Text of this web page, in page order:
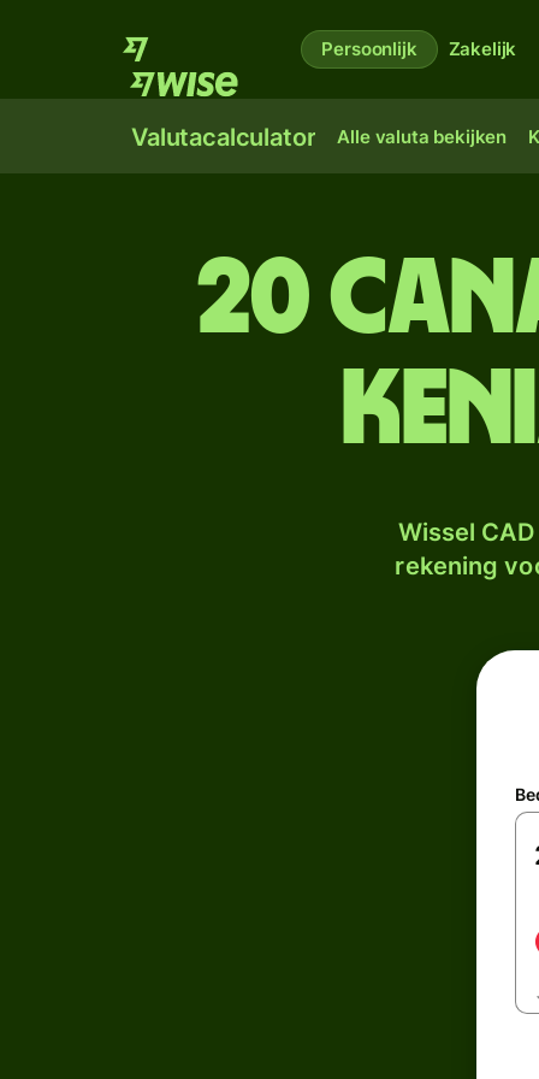
Persoonlijk Zakelijk
Valutacalculator Alle valuta bekijken
20
Wissel
rekening